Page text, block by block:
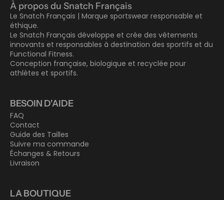
À propos du Snatch Français
Le Snatch Français | Marque sportswear responsable et
éthique.
Le Snatch Français développe et crée des vêtements
innovants et responsables à destination des sportifs et du
Functional Fitness.
Conception française, biologique et recyclée pour
athlètes et sportifs.
BESOIN D'AIDE
FAQ
Contact
Guide des Tailles
Suivre ma commande
Échanges & Retours
Livraison
LA BOUTIQUE